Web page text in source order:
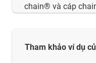
chain® và cáp
Tham khảo ví dụ